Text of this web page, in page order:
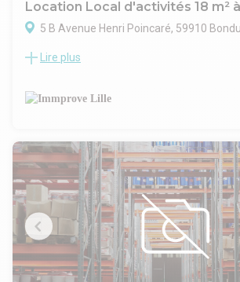
Location Local d'activités 18 m²
5 B Avenue Henri Poincaré, 59910
Immprove vous propose à la location des
commune de Bondues, à proximité des
autoroutiers. Plusieurs lots sont
travail optimal et modulable. Parking privé
dédiés à vos équipes et visiteurs.
sécurisé,. Idéal pour des activités
zones de stockage, de production et des
Disponibilité immédiate.
Lire plus